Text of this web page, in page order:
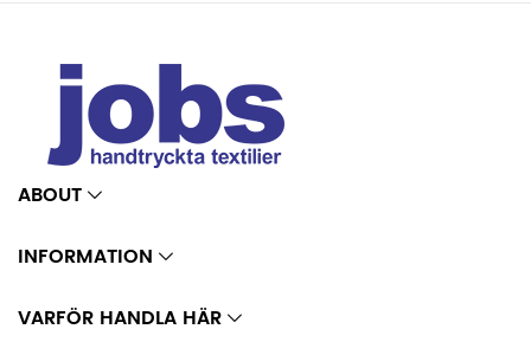
ABOUT
INFORMATION
VARFÖR HANDLA HÄR